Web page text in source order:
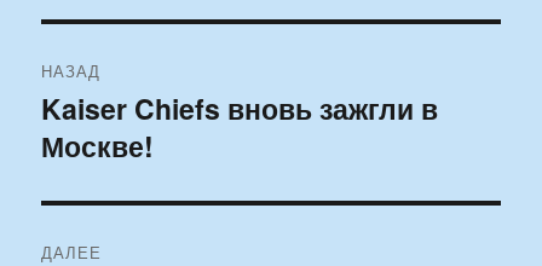
по
записям
НАЗАД
Предыдущая
запись:
Kaiser Chiefs вновь зажгли в
Москве!
ДАЛЕЕ